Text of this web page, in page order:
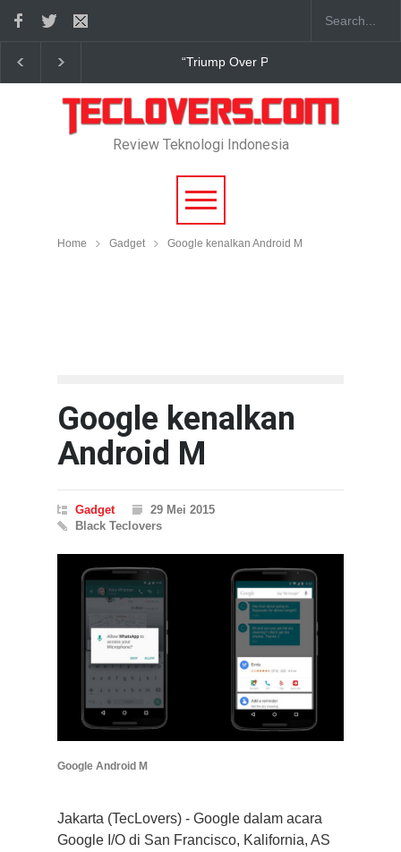
“Triump Over Pain” sudah hadir
Review Teknologi Indonesia
Home Gadget Google kenalkan Android M
Google kenalkan
Android M
Gadget
29 Mei 2015
Black Teclovers
Google Android M
Jakarta (TecLovers) - Google dalam acara
Google I/O di San Francisco, Kalifornia, AS